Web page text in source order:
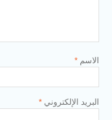
الاسم *
البريد الإلكتروني *